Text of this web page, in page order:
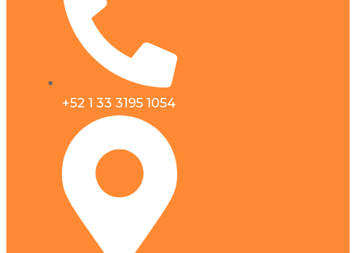
+52 1 33 3195 1054